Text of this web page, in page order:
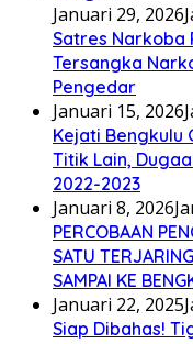
Januari 29, 2026
Satres Narkoba
Tersangka
Pengedar
Januari 15, 2026
Kejati Bengkulu
Titik Lain,
2022-2023
Januari 8, 2026
PERCOBAAN
SATU
SAMPAI KE
Januari 22, 2025
Siap Dibahas!